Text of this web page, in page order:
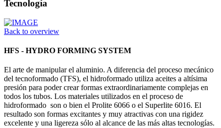
Tecnología
Back to overview
HFS - HYDRO FORMING SYSTEM
El arte de manipular el aluminio. A diferencia del proceso mecánico
del tecnoformado (TFS), el hidroformado utiliza aceites a altísima
presión para poder crear formas extraordinariamente complejas en
todos los tubos. Los materiales utilizados en el proceso de
hidroformado son o bien el Prolite 6066 o el Superlite 6016. El
resultado son formas excitantes y muy atractivas con una rigidez
excelente y una ligereza sólo al alcance de las más altas tecnologías.